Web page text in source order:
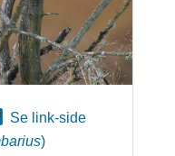
Se link-side
)